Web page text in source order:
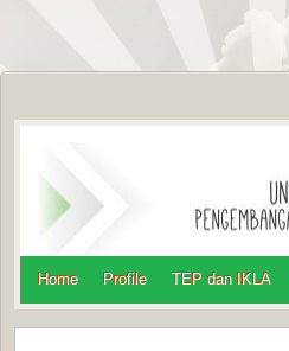
Home Profile TEP dan IKLA